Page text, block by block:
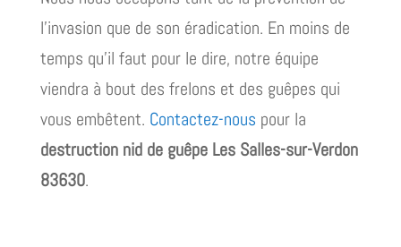
l’invasion que de son éradication. En moins de
temps qu’il faut pour le dire, notre équipe
viendra à bout des frelons et des guêpes qui
vous embêtent. Contactez-nous pour la
destruction nid de guêpe Les Salles-sur-Verdon
83630.